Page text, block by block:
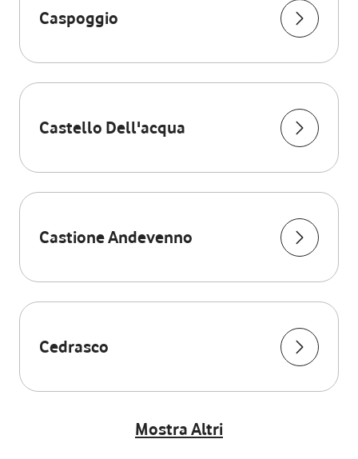
Caspoggio
Castello Dell'acqua
Castione Andevenno
Cedrasco
Mostra Altri